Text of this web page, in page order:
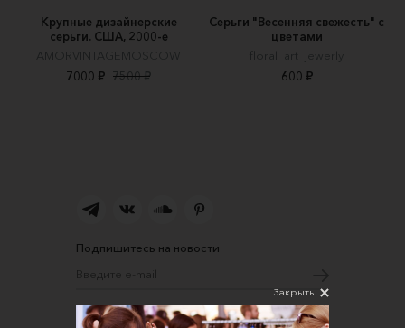
Крупные дизайнерские
серьги. США, 2000-е
AMORVINTAGEMOSCOW
7000 ₽ 7500 ₽
Серьги "Весенняя свежесть" с
цветами
floral_art_jewerly
600 ₽
Подпишитесь на новости
Соглашаюсь на обработку персональных
Закрыть